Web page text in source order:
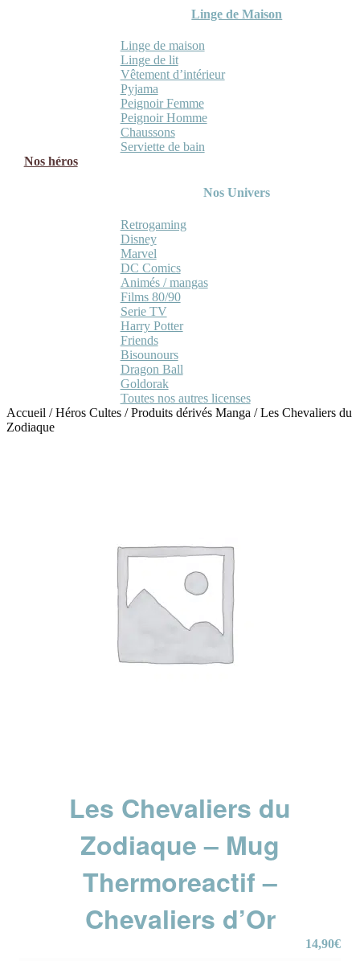
Linge de Maison
Linge de maison
Linge de lit
Vêtement d’intérieur
Pyjama
Peignoir Femme
Peignoir Homme
Chaussons
Serviette de bain
Nos héros
Nos Univers
Retrogaming
Disney
Marvel
DC Comics
Animés / mangas
Films 80/90
Serie TV
Harry Potter
Friends
Bisounours
Dragon Ball
Goldorak
Toutes nos autres licenses
Accueil /Héros Cultes /Produits dérivés Manga /Les Chevaliers du
Zodiaque
Les Chevaliers du
Zodiaque – Mug
Thermoreactif –
Chevaliers d’Or
14,90€